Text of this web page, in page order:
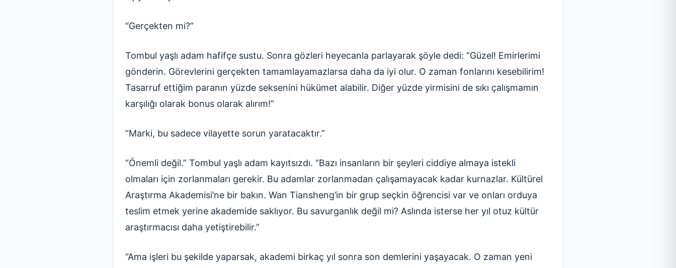
“Gerçekten mi?”
Tombul yaşlı adam hafifçe sustu. Sonra gözleri heyecanla parlayarak şöyle dedi: “Güzel! Emirlerimi
gönderin. Görevlerini gerçekten tamamlayamazlarsa daha da iyi olur. O zaman fonlarını kesebilirim!
Tasarruf ettiğim paranın yüzde seksenini hükümet alabilir. Diğer yüzde yirmisini de sıkı çalışmamın
karşılığı olarak bonus olarak alırım!”
“Marki, bu sadece vilayette sorun yaratacaktır.”
“Önemli değil.” Tombul yaşlı adam kayıtsızdı. “Bazı insanların bir şeyleri ciddiye almaya istekli
olmaları için zorlanmaları gerekir. Bu adamlar zorlanmadan çalışamayacak kadar kurnazlar. Kültürel
Araştırma Akademisi’ne bir bakın. Wan Tiansheng’in bir grup seçkin öğrencisi var ve onları orduya
teslim etmek yerine akademide saklıyor. Bu savurganlık değil mi? Aslında isterse her yıl otuz kültür
araştırmacısı daha yetiştirebilir.”
“Ama işleri bu şekilde yaparsak, akademi birkaç yıl sonra son demlerini yaşayacak. O zaman yeni